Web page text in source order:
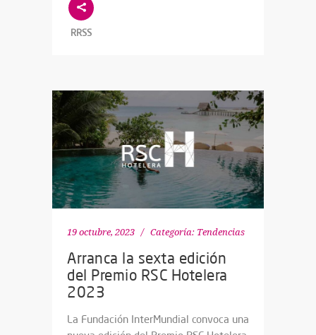
RRSS
19 octubre, 2023 Categoría: Tendencias
Arranca la sexta edición
del Premio RSC Hotelera
2023
La Fundación InterMundial convoca una